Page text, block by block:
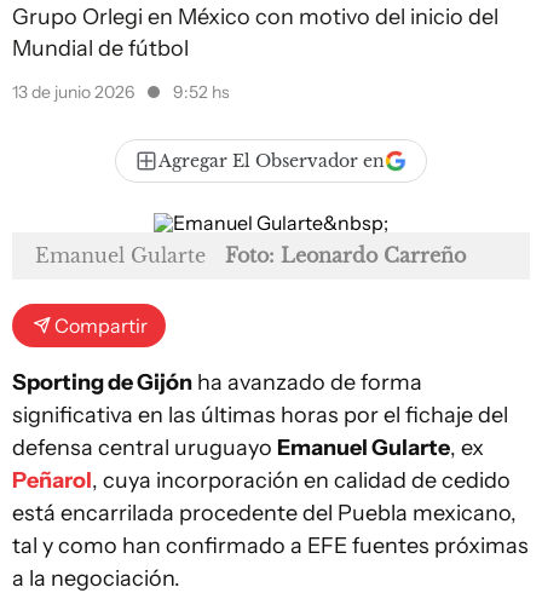
Grupo Orlegi en México con motivo del inicio del
Mundial de fútbol
13 de junio 2026 9:52 hs
Agregar El Observador en
Emanuel Gularte Foto: Leonardo Carreño
Compartir
Sporting de Gijón ha avanzado de forma
significativa en las últimas horas por el fichaje del
defensa central uruguayo Emanuel Gularte, ex
Peñarol, cuya incorporación en calidad de cedido
está encarrilada procedente del Puebla mexicano,
tal y como han confirmado a EFE fuentes próximas
a la negociación.